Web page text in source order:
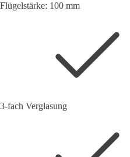
Flügelstärke: 100 mm
3-fach Verglasung